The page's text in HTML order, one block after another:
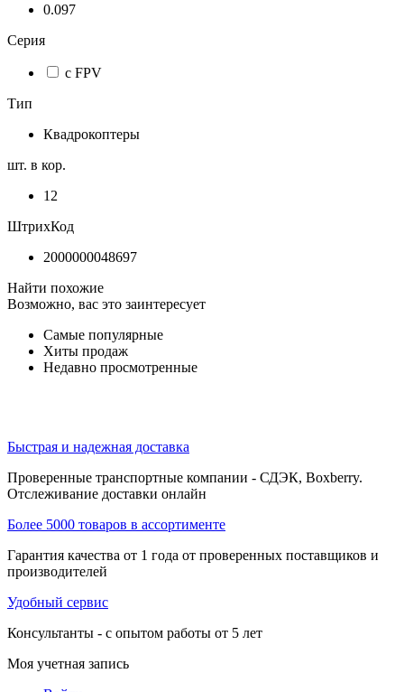
0.097
Серия
с FPV
Тип
Квадрокоптеры
шт. в кор.
12
ШтрихКод
2000000048697
Найти похожие
Возможно, вас это заинтересует
Самые популярные
Хиты продаж
Недавно просмотренные
Быстрая и надежная доставка
Проверенные транспортные компании - СДЭК, Boxberry.
Отслеживание доставки онлайн
Более 5000 товаров в ассортименте
Гарантия качества от 1 года от проверенных поставщиков и
производителей
Удобный сервис
Консультанты - с опытом работы от 5 лет
Моя учетная запись